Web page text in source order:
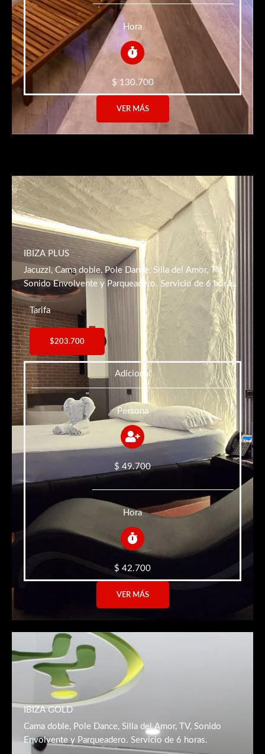
Hora
$ 130.700
VER MÁS
IBIZA PLUS
Jacuzzi, Cama doble, Pole Dance, Silla del Amor, TV,
Sonido Envolvente y Parqueadero. Servicio de 6 horas.
Tarifa
$203.700
Adicional
Persona
$ 49.700
Hora
$ 42.700
VER MÁS
IBIZA GOLD
Cama doble, Pole Dance, Silla del Amor, TV, Sonido
Envolvente y Parqueadero. Servicio de 6 horas.